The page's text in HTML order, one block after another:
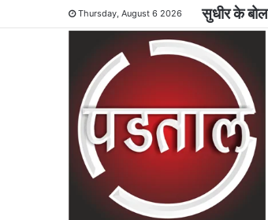
Thursday, August 6 2026 सुधीर के बोल